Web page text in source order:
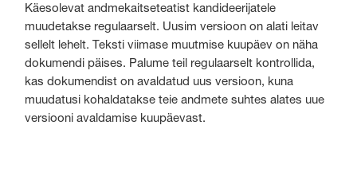
Käesolevat andmekaitseteatist kandideerijatele
muudetakse regulaarselt. Uusim versioon on alati leitav
sellelt lehelt. Teksti viimase muutmise kuupäev on näha
dokumendi päises. Palume teil regulaarselt kontrollida,
kas dokumendist on avaldatud uus versioon, kuna
muudatusi kohaldatakse teie andmete suhtes alates uue
versiooni avaldamise kuupäevast.